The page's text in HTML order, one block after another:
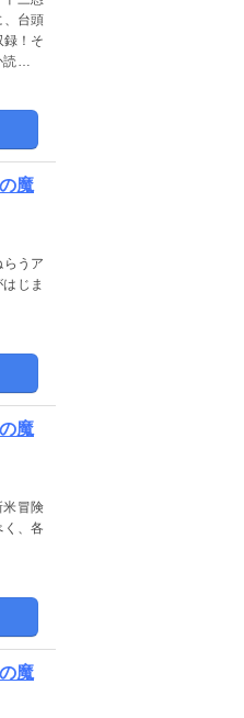
、台頭
！そ
めな
魔
うア
じま
魔
冒険
、各
魔